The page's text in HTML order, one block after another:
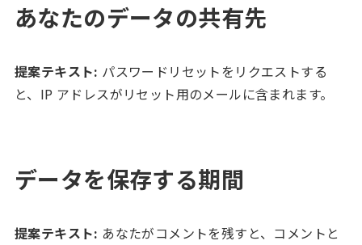
あなたのデータの共有先
提案テキスト: パスワードリセットをリクエストする
と、IP アドレスがリセット用のメールに含まれます。
データを保存する期間
提案テキスト: あなたがコメントを残すと、コメントと